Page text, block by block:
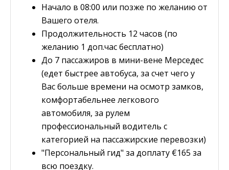
Начало в 08:00 или позже по желанию от
Вашего отеля.
Продолжительность 12 часов (по
желанию 1 доп.час бесплатно)
До 7 пассажиров в мини-вене Мерседес
(едет быстрее автобуса, за счет чего у
Вас больше времени на осмотр замков,
комфортабельнее легкового
автомобиля, за рулем
профессиональный водитель с
категорией на пассажирские перевозки)
"Персональный гид" за доплату €165 за
всю поездку.